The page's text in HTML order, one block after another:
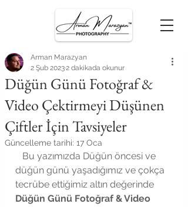
Düğün Günü Fotoğraf &
Video Çektirmeyi Düşünen
Çiftler İçin Tavsiyeler
Arman Marazyan
2 Şub 20232 dakikada okunur
Güncelleme tarihi: 17 Oca
düğün günü yaşadığımız ve çokça
tecrübe ettiğimiz altın değerinde
Düğün Günü Fotoğraf & Video